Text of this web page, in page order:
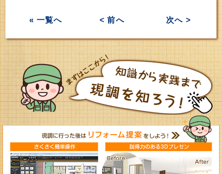
« 一覧へ < 前へ 次へ >